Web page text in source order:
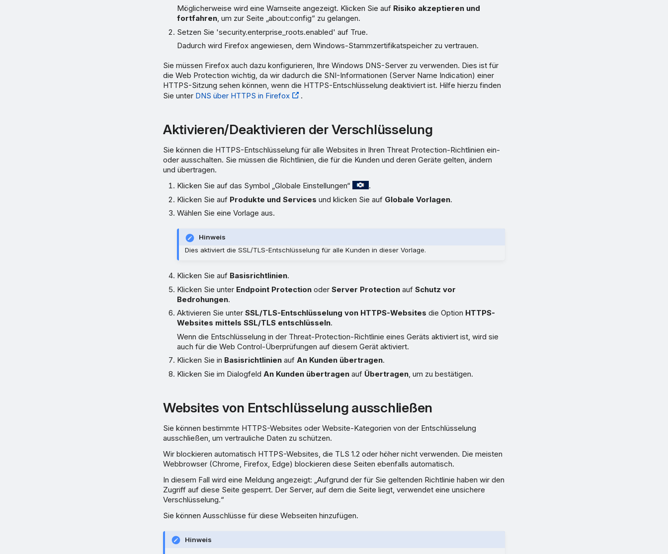
Möglicherweise wird eine Warnseite angezeigt. Klicken Sie auf Risiko akzeptieren und
fortfahren, um zur Seite „about:config“ zu gelangen.
Setzen Sie 'security.enterprise_roots.enabled' auf True.
Dadurch wird Firefox angewiesen, dem Windows-Stammzertifikatspeicher zu vertrauen.
Sie müssen Firefox auch dazu konfigurieren, Ihre Windows DNS-Server zu verwenden. Dies ist für
die Web Protection wichtig, da wir dadurch die SNI-Informationen (Server Name Indication) einer
HTTPS-Sitzung sehen können, wenn die HTTPS-Entschlüsselung deaktiviert ist. Hilfe hierzu finden
Sie unter DNS über HTTPS in Firefox .
Aktivieren/Deaktivieren der Verschlüsselung
Sie können die HTTPS-Entschlüsselung für alle Websites in Ihren Threat Protection-Richtlinien ein-
oder ausschalten. Sie müssen die Richtlinien, die für die Kunden und deren Geräte gelten, ändern
und übertragen.
Klicken Sie auf das Symbol „Globale Einstellungen“
.
Klicken Sie auf Produkte und Services und klicken Sie auf Globale Vorlagen.
Wählen Sie eine Vorlage aus.
Hinweis
Dies aktiviert die SSL/TLS-Entschlüsselung für alle Kunden in dieser Vorlage.
Klicken Sie auf Basisrichtlinien.
Klicken Sie unter Endpoint Protection oderServer Protection aufSchutz vor
Bedrohungen.
Aktivieren Sie unterSSL/TLS-Entschlüsselung von HTTPS-Websites die Option HTTPS-
Websites mittels SSL/TLS entschlüsseln.
Wenn die Entschlüsselung in der Threat-Protection-Richtlinie eines Geräts aktiviert ist, wird sie
auch für die Web Control-Überprüfungen auf diesem Gerät aktiviert.
Klicken Sie in Basisrichtlinien aufAn Kunden übertragen.
Klicken Sie im Dialogfeld An Kunden übertragen auf Übertragen , um zu bestätigen.
Websites von Entschlüsselung ausschließen
Sie können bestimmte HTTPS-Websites oder Website-Kategorien von der Entschlüsselung
ausschließen, um vertrauliche Daten zu schützen.
Wir blockieren automatisch HTTPS-Websites, die TLS 1.2 oder höher nicht verwenden. Die meisten
Webbrowser (Chrome, Firefox, Edge) blockieren diese Seiten ebenfalls automatisch.
In diesem Fall wird eine Meldung angezeigt: „Aufgrund der für Sie geltenden Richtlinie haben wir den
Zugriff auf diese Seite gesperrt. Der Server, auf dem die Seite liegt, verwendet eine unsichere
Verschlüsselung.“
Sie können Ausschlüsse für diese Webseiten hinzufügen.
Hinweis